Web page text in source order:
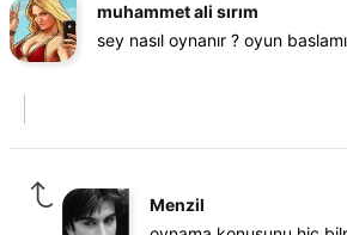
muhammet ali sırım
sey nasıl oynanır ? oyun
Menzil